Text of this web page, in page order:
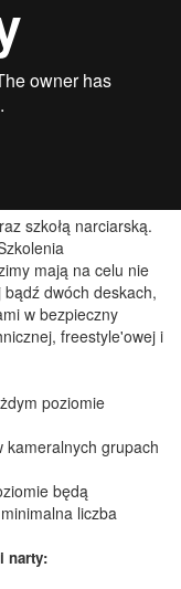
szkołą narciarską.
mają na celu nie
dwóch deskach,
w bezpieczny
freestyle'owej i
poziomie
kameralnych grupach
będą
liczba
narty: